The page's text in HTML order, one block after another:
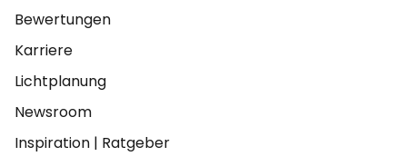
Bewertungen
Karriere
Lichtplanung
Newsroom
Inspiration | Ratgeber